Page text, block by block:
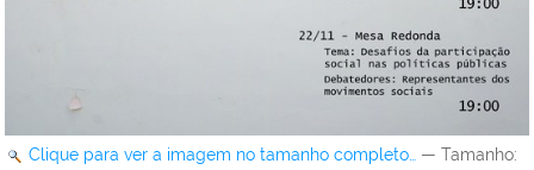
Clique para ver a imagem no tamanho completo… — Tamanho: